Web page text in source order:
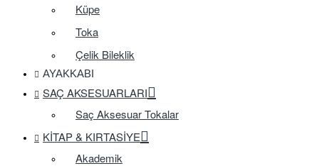
Küpe
Toka
Çelik Bileklik
AYAKKABI
SAÇ AKSESUARLARI
Saç Aksesuar Tokalar
KITAP & KIRTASIYE
Akademik